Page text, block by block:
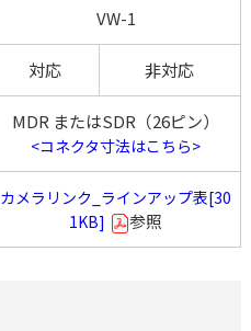
VW-1
対応 非対応
MDR またはSDR（26ピン）
<コネクタ寸法はこちら>
カメラリンク_ラインアップ表[30
1KB]
参照